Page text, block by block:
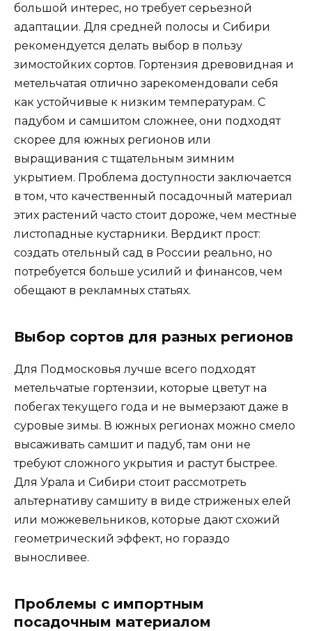
большой интерес, но требует серьезной
адаптации. Для средней полосы и Сибири
рекомендуется делать выбор в пользу
зимостойких сортов. Гортензия древовидная и
метельчатая отлично зарекомендовали себя
как устойчивые к низким температурам. С
падубом и самшитом сложнее, они подходят
скорее для южных регионов или
выращивания с тщательным зимним
укрытием. Проблема доступности заключается
в том, что качественный посадочный материал
этих растений часто стоит дороже, чем местные
листопадные кустарники. Вердикт прост:
создать отельный сад в России реально, но
потребуется больше усилий и финансов, чем
обещают в рекламных статьях.
Выбор сортов для разных регионов
Для Подмосковья лучше всего подходят
метельчатые гортензии, которые цветут на
побегах текущего года и не вымерзают даже в
суровые зимы. В южных регионах можно смело
высаживать самшит и падуб, там они не
требуют сложного укрытия и растут быстрее.
Для Урала и Сибири стоит рассмотреть
альтернативу самшиту в виде стриженых елей
или можжевельников, которые дают схожий
геометрический эффект, но гораздо
выносливее.
Проблемы с импортным
посадочным материалом